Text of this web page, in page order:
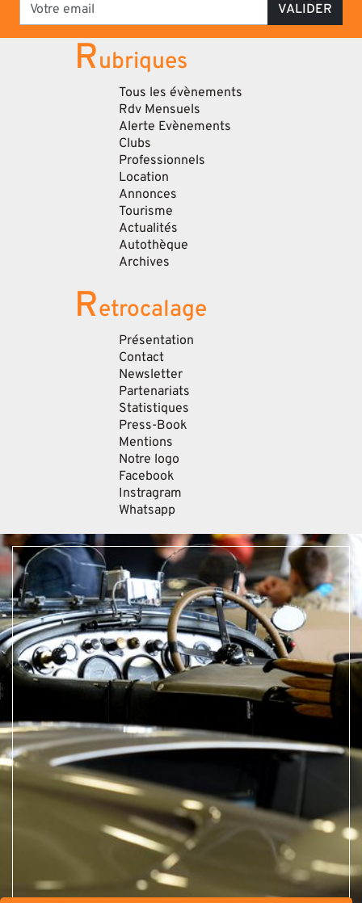
VALIDER
Rubriques
Tous les évènements
Rdv Mensuels
Alerte Evènements
Clubs
Professionnels
Location
Annonces
Tourisme
Actualités
Autothèque
Archives
Retrocalage
Présentation
Contact
Newsletter
Partenariats
Statistiques
Press-Book
Mentions
Notre logo
Facebook
Instragram
Whatsapp